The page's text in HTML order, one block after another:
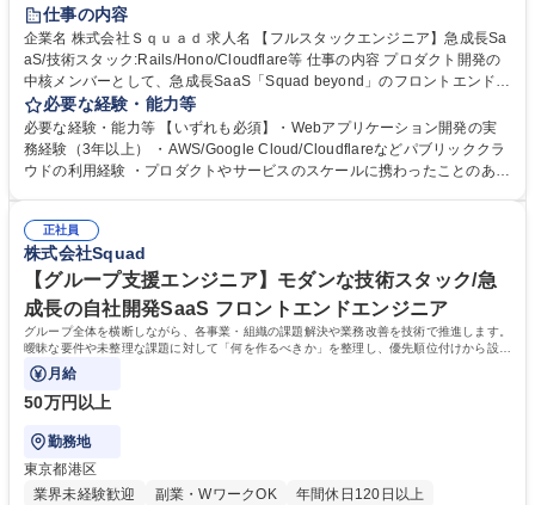
仕事の内容
企業名 株式会社Ｓｑｕａｄ 求人名 【フルスタックエンジニア】急成長Sa
aS/技術スタック:Rails/Hono/Cloudflare等 仕事の内容 プロダクト開発の
中核メンバーとして、急成長SaaS「Squad beyond」のフロントエンドか
らバックエンドまでを一気通貫で担当します。 Rails/Hono、Ruby/TypeS
criptを用いて、アーキテクチャ設計から事業KPIに直結する機能改善ま
で、広い裁量でリードいただきます。 ■開発体験（DevX）とインフラ基
盤の高度化 ■モダンな技術スタックによるフルスタック開発 ■プロダクト
aS/技術スタック:Rails/Hono/Cloudflare等
必要な経験・能力等
必要な経験・能力等 【いずれも必須】・Webアプリケーション開発の実
務経験（3年以上） ・AWS/Google Cloud/Cloudflareなどパブリッククラ
ウドの利用経験 ・プロダクトやサービスのスケールに携わったことのある
技術に触れながら広範囲な技術スキルを習得可能 ■柔軟に職種を超えて議
論できるフラットな環境。ビル1階の「Squad Base Cafe」を無料で利用
可能◎ 学歴・資格 学歴：大学院 大学 高専 短大 専修学校 高校 語学力：
資格：
正社員
株式会社Squad
【グループ支援エンジニア】モダンな技術スタック/急
成長の自社開発SaaS フロントエンドエンジニア
グループ全体を横断しながら、各事業・組織の課題解決や業務改善を技術で推進します。
曖昧な要件や未整理な課題に対して「何を作るべきか」を整理し、優先順位付けから設
計・リリースまでを一気通貫で担います。
月給
50万円以上
勤務地
東京都港区
業界未経験歓迎
副業・WワークOK
年間休日120日以上